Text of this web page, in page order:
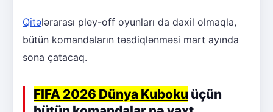
Qitələrarası pley-off oyunları da daxil olmaqla,
bütün komandaların təsdiqlənməsi mart ayında
sona çatacaq.
FIFA 2026 Dünya Kuboku üçün